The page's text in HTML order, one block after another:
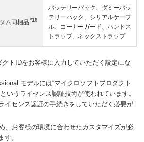
ム同梱品*16
バッテリーパック、ダミーバッ
テリーパック、シリアルケーブ
ル、コーナーガード、ハンドス
トラップ、ネックストラップ
トIDをお客様に入力していただく設定にな
モデルには“マイクロソフトプロダクト
いうライセンス認証技術が使われています。
イセンス認証の手続きをしていただく必要が
、お客様の環境に合わせたカスタマイズが必
す。